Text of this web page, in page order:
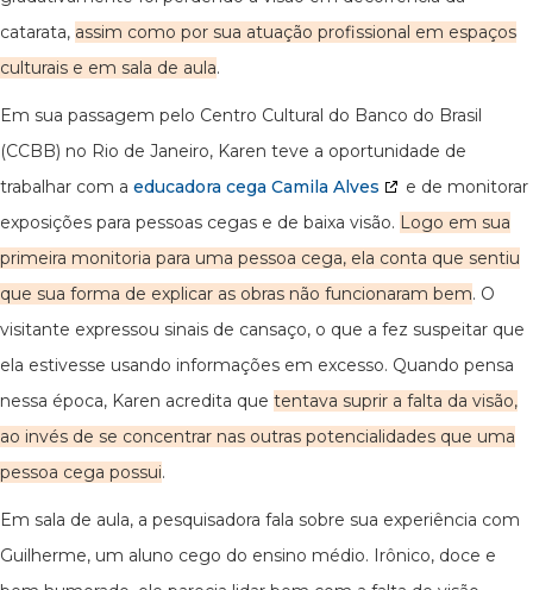
catarata, assim como por sua atuação profissional em espaços
culturais e em sala de aula.
Em sua passagem pelo Centro Cultural do Banco do Brasil
(CCBB) no Rio de Janeiro, Karen teve a oportunidade de
trabalhar com a educadora cega Camila Alves
e de monitorar
exposições para pessoas cegas e de baixa visão. Logo em sua
primeira monitoria para uma pessoa cega, ela conta que sentiu
que sua forma de explicar as obras não funcionaram bem. O
visitante expressou sinais de cansaço, o que a fez suspeitar que
ela estivesse usando informações em excesso. Quando pensa
nessa época, Karen acredita que tentava suprir a falta da visão,
ao invés de se concentrar nas outras potencialidades que uma
pessoa cega possui.
Em sala de aula, a pesquisadora fala sobre sua experiência com
Guilherme, um aluno cego do ensino médio. Irônico, doce e